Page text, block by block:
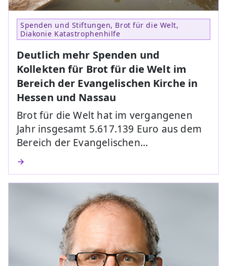
Spenden und Stiftungen, Brot für die Welt,
Diakonie Katastrophenhilfe
Deutlich mehr Spenden und
Kollekten für Brot für die Welt im
Bereich der Evangelischen Kirche in
Hessen und Nassau
Brot für die Welt hat im vergangenen
Jahr insgesamt 5.617.139 Euro aus dem
Bereich der Evangelischen…